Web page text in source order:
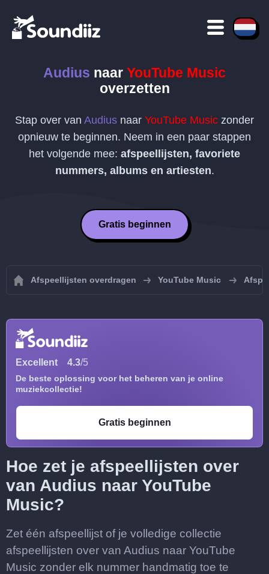
Audius naar YouTube Music
overzetten
Stap over van Audius naar YouTube Music zonder
opnieuw te beginnen. Neem in een paar stappen
het volgende mee: afspeellijsten, favoriete
nummers, albums en artiesten.
Gratis beginnen
Afspeellijsten overdragen YouTube Music
Excellent 4.3/5
De beste oplossing voor het beheren van je online
muziekcollectie!
Gratis beginnen
Hoe zet je afspeellijsten over
van Audius naar YouTube
Music?
Zet één afspeellijst of je volledige collectie
afspeellijsten over van Audius naar YouTube
Music zonder elk nummer handmatig toe te